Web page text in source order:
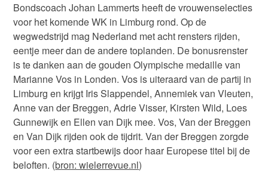
Bondscoach Johan Lammerts heeft de vrouwenselecties
voor het komende WK in Limburg rond. Op de
wegwedstrijd mag Nederland met acht rensters rijden,
eentje meer dan de andere toplanden. De bonusrenster
is te danken aan de gouden Olympische medaille van
Marianne Vos in Londen. Vos is uiteraard van de partij in
Limburg en krijgt Iris Slappendel, Annemiek van Vleuten,
Anne van der Breggen, Adrie Visser, Kirsten Wild, Loes
Gunnewijk en Ellen van Dijk mee. Vos, Van der Breggen
en Van Dijk rijden ook de tijdrit. Van der Breggen zorgde
voor een extra startbewijs door haar Europese titel bij de
beloften. (bron: wielerrevue.nl)